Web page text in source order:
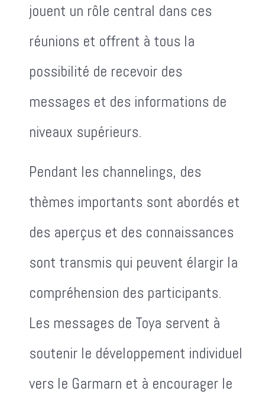
jouent un rôle central dans ces
réunions et offrent à tous la
possibilité de recevoir des
messages et des informations de
niveaux supérieurs.
Pendant les channelings, des
thèmes importants sont abordés et
des aperçus et des connaissances
sont transmis qui peuvent élargir la
compréhension des participants.
Les messages de Toya servent à
soutenir le développement individuel
vers le Garmarn et à encourager le